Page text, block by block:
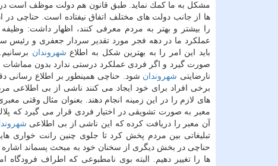
مشكل به ما كمك نماید. طبق قانون هم دولت موظف است در
ها از جانب دولت های مختلف اتفاق نیفتاده است. حناچی در
را بیشتر و بهتر به مردم معرفی كنند، اظهار داشت: وظیفه
عملكرد ما در دهه فجر مورد تقدیر سردار جعفری و رئیس
باید این امر را به بهترین شكل به اطلاع شهروندان
صورت گیرد و اگر فردی عملكرد درستی ندارد بدون مماشات
نارضایتی شهروندان شود. حناچی همینطور بر اطلاع رسانی
برخی افراد برای خود ایجاد می كنند ناشی از بی
های لازم را در این زمینه انجام دهند. بعنوان مثال وقتی
معبر به صورت تشویقی در اختیار فردی قرار می گیرد كه
آن معبر را دریافت كرده كه این ناشی از بی اطلاعی
تبلیغاتی بین مردم پخش كرد تا جلوی چنین رانت خواری
حناچی در بخش دیگری از سخنان خود به مبحث پسماند
ها را تغییر دهیم. البته بوی نامطبوعی كه اطراف